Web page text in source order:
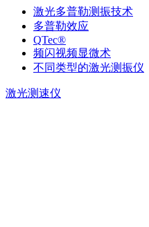
激光多普勒测振技术
多普勒效应
QTec®
频闪视频显微术
不同类型的激光测振仪
激光测速仪